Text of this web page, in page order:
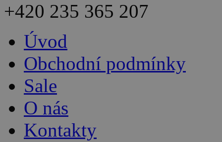
+420 235 365 207
Úvod
Obchodní podmínky
Sale
O nás
Kontakty